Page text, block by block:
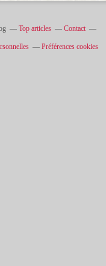
Top articles Contact
Préférences cookies